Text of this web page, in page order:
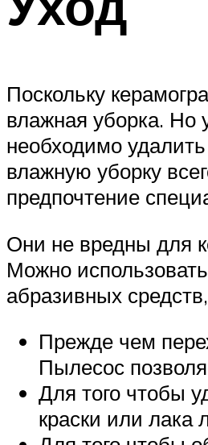
Поскольку
влажная уборка. Но
необходимо
влажную уборку
предпочтение
Они не вредны для
Можно
абразивных
Прежде чем
Пылесос
Для того чтобы
краски или